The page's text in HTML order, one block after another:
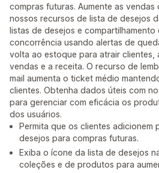
compras futuras. Aumente as
nossos recursos de lista de desejos
listas de desejos e
concorrência usando alertas de
volta ao estoque para atrair clientes,
vendas e a receita. O recurso de
mail aumenta o ticket médio
clientes. Obtenha dados úteis com
para gerenciar com eficácia os
dos usuários.
Permita que os clientes adicionem
desejos para compras futuras.
Exiba o ícone da lista de desejos
coleções e de produtos para